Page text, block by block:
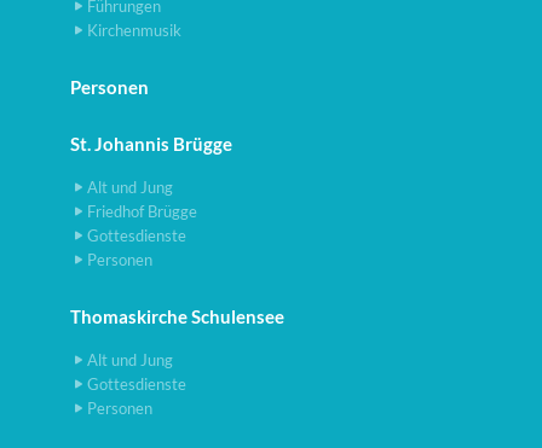
Führungen
Kirchenmusik
Personen
St. Johannis Brügge
Alt und Jung
Friedhof Brügge
Gottesdienste
Personen
Thomaskirche Schulensee
Alt und Jung
Gottesdienste
Personen